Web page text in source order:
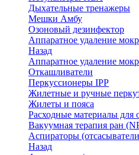
Дыхательные тренажеры
Мешки Амбу
Озоновый дезинфектор
Аппаратное удаление
Назад
Аппаратное удаление
Откашливатели
Перкуссионеры IPP
Жилетные и ручные
Жилеты и пояса
Расходные материалы для
Вакуумная терапия ран
Аспираторы
Назад